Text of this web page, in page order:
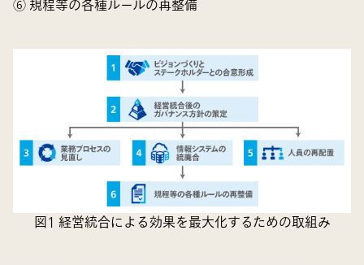
⑥ 規程等の各種ルールの再整備
図1 経営統合による効果を最大化するための取組み